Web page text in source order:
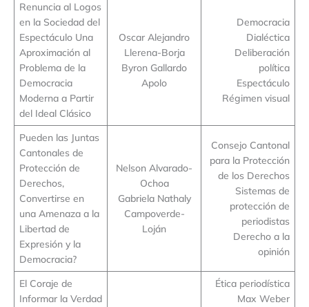
Renuncia al Logos
en la Sociedad del
Espectáculo Una
Aproximación al
Problema de la
Democracia
Moderna a Partir
del Ideal Clásico
Oscar Alejandro
Llerena-Borja
Byron Gallardo
Apolo
Democracia
Dialéctica
Deliberación
política
Espectáculo
Régimen visual
Pueden las Juntas
Cantonales de
Protección de
Derechos,
Convertirse en
una Amenaza a la
Libertad de
Expresión y la
Democracia?
Nelson Alvarado-
Ochoa
Gabriela Nathaly
Campoverde-
Loján
Consejo Cantonal
para la Protección
de los Derechos
Sistemas de
protección de
periodistas
Derecho a la
opinión
El Coraje de
Informar la Verdad
Ética periodística
Max Weber